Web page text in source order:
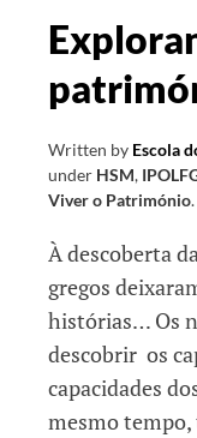
Written by Escola
under HSM,
Viver o Património.
À descoberta
gregos
histórias… Os
descobrir os
capacidades
mesmo